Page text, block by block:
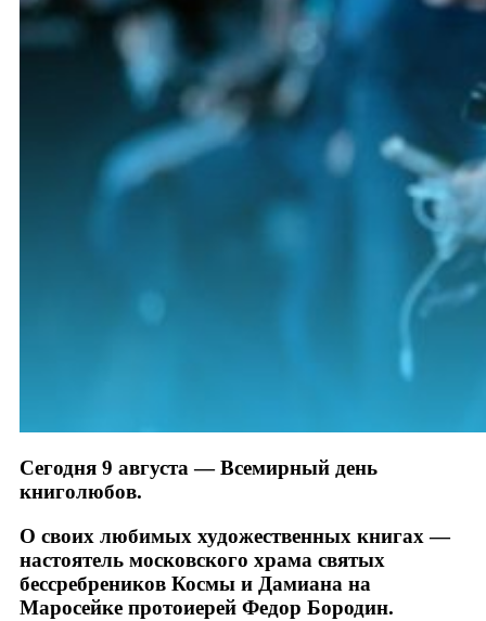
Сегодня 9 августа — Всемирный день
книголюбов.
О своих любимых художественных книгах —
настоятель московского храма святых
бессребреников Космы и Дамиана на
Маросейке протоиерей Федор Бородин.